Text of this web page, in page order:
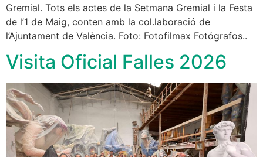
Gremial. Tots els actes de la Setmana Gremial i la Festa
de l’1 de Maig, conten amb la col.laboració de
l’Ajuntament de València. Foto: Fotofilmax Fotógrafos..
Visita Oficial Falles 2026